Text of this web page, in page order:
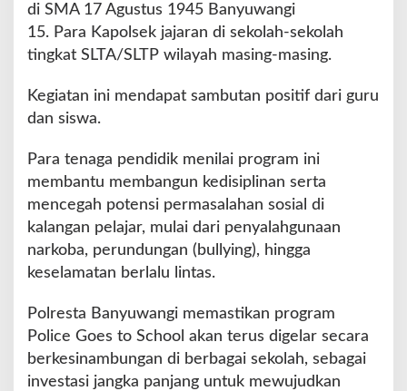
di SMA 17 Agustus 1945 Banyuwangi
15. Para Kapolsek jajaran di sekolah-sekolah
tingkat SLTA/SLTP wilayah masing-masing.
Kegiatan ini mendapat sambutan positif dari guru
dan siswa.
Para tenaga pendidik menilai program ini
membantu membangun kedisiplinan serta
mencegah potensi permasalahan sosial di
kalangan pelajar, mulai dari penyalahgunaan
narkoba, perundungan (bullying), hingga
keselamatan berlalu lintas.
Polresta Banyuwangi memastikan program
Police Goes to School akan terus digelar secara
berkesinambungan di berbagai sekolah, sebagai
investasi jangka panjang untuk mewujudkan